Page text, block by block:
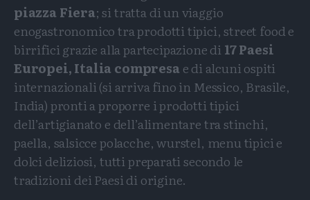
piazza Fiera; si tratta di un viaggio
enogastronomico tra prodotti tipici, street food e
birrifici grazie alla partecipazione di 17 Paesi
Europei, Italia compresa e di alcuni ospiti
internazionali (si arriva fino in Messico, Brasile,
India) pronti a proporre i prodotti tipici
dell’artigianato e dell’alimentare tra stinchi,
paella, salsicce polacche, wurstel, menu tipici e
dolci deliziosi, tutti preparati secondo le
tradizioni dei Paesi di origine.